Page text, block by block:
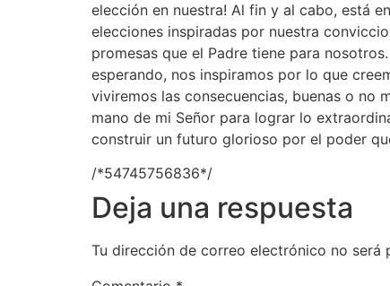
elección en nuestra! Al fin y al cabo, está
elecciones inspiradas por nuestra
promesas que el Padre tiene para
esperando, nos inspiramos por lo que
viviremos las consecuencias, buenas o no
mano de mi Señor para lograr lo
construir un futuro glorioso por el poder
/*54745756836*/
Deja una respuesta
Tu dirección de correo electrónico no será